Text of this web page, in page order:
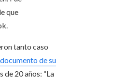
que
tanto caso
de su
de 20 años: “La